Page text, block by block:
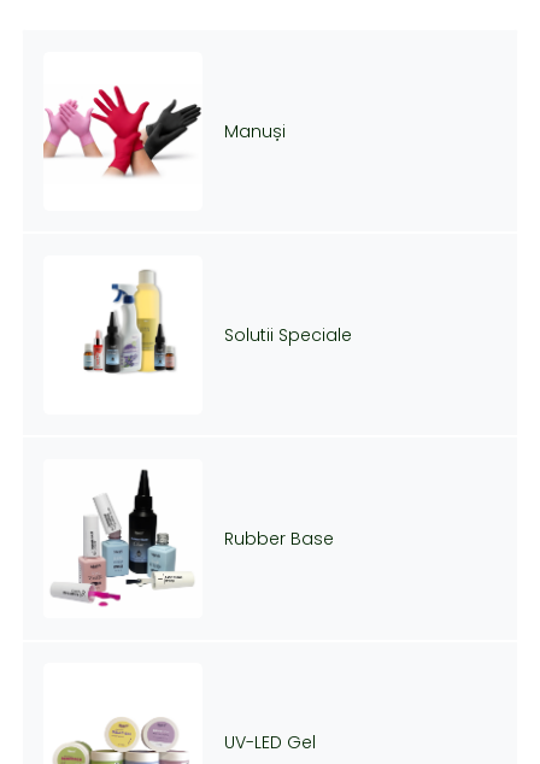
Manuși
Solutii Speciale
Rubber Base
UV-LED Gel